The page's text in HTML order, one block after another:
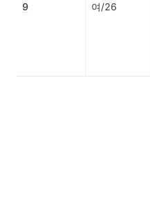
9
여/26